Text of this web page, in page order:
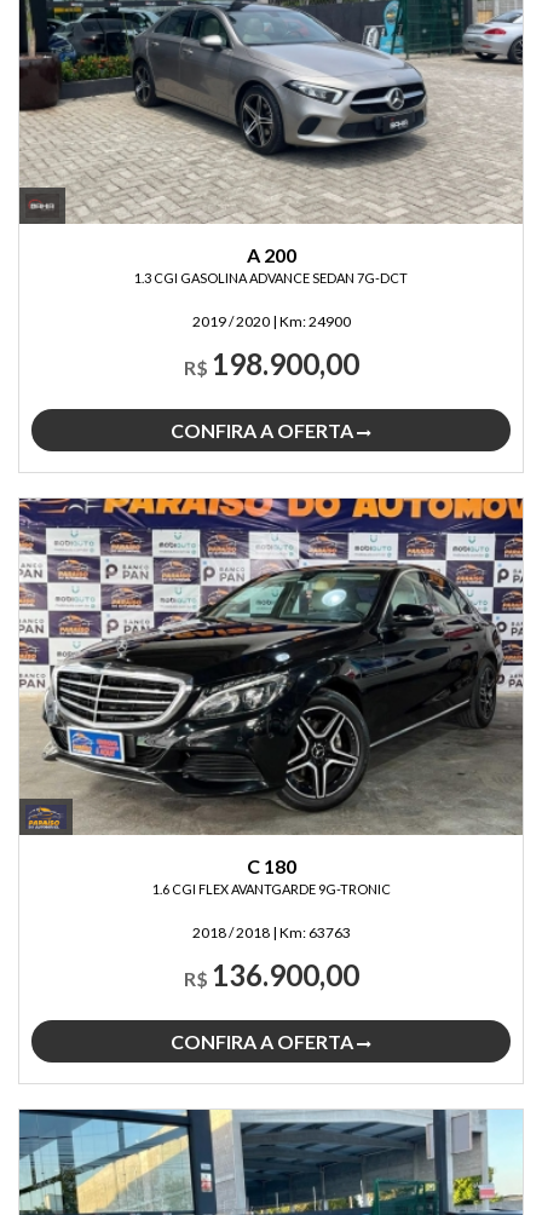
A 200
1.3 CGI GASOLINA ADVANCE SEDAN 7G-DCT
2019 / 2020 | Km:24900
R$ 198.900,00
CONFIRA A OFERTA
C 180
1.6 CGI FLEX AVANTGARDE 9G-TRONIC
2018 / 2018 | Km: 63763
R$ 136.900,00
CONFIRA A OFERTA